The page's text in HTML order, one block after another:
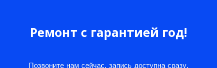
Ремонт с гарантией год!
Позвоните нам сейчас, запись доступна сразу.